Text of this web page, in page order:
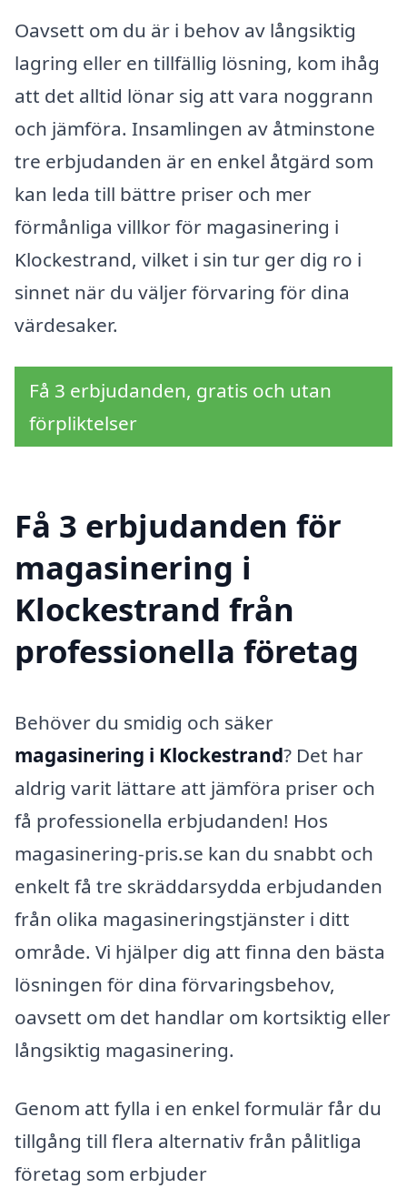
Oavsett om du är i behov av långsiktig
lagring eller en tillfällig lösning, kom ihåg
att det alltid lönar sig att vara noggrann
och jämföra. Insamlingen av åtminstone
tre erbjudanden är en enkel åtgärd som
kan leda till bättre priser och mer
förmånliga villkor för magasinering i
Klockestrand, vilket i sin tur ger dig ro i
sinnet när du väljer förvaring för dina
värdesaker.
Få 3 erbjudanden, gratis och utan
förpliktelser
Få 3 erbjudanden för
magasinering i
Klockestrand från
professionella företag
Behöver du smidig och säker
magasinering i Klockestrand? Det har
aldrig varit lättare att jämföra priser och
få professionella erbjudanden! Hos
magasinering-pris.se kan du snabbt och
enkelt få tre skräddarsydda erbjudanden
från olika magasineringstjänster i ditt
område. Vi hjälper dig att finna den bästa
lösningen för dina förvaringsbehov,
oavsett om det handlar om kortsiktig eller
långsiktig magasinering.
Genom att fylla i en enkel formulär får du
tillgång till flera alternativ från pålitliga
företag som erbjuder